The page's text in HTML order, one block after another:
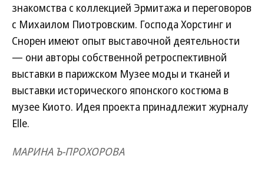
знакомства с коллекцией Эрмитажа и переговоров
с Михаилом Пиотровским. Господа Хорстинг и
Снорен имеют опыт выставочной деятельности
— они авторы собственной ретроспективной
выставки в парижском Музее моды и тканей и
выставки исторического японского костюма в
музее Киото. Идея проекта принадлежит журналу
Elle.
МАРИНА Ъ-ПРОХОРОВА